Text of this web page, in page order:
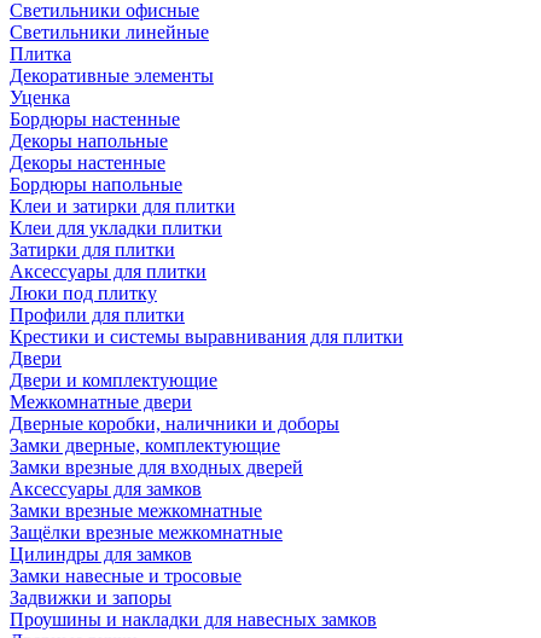
Светильники офисные
Светильники линейные
Плитка
Декоративные элементы
Уценка
Бордюры настенные
Декоры напольные
Декоры настенные
Бордюры напольные
Клеи и затирки для плитки
Клеи для укладки плитки
Затирки для плитки
Аксессуары для плитки
Люки под плитку
Профили для плитки
Крестики и системы выравнивания для плитки
Двери
Двери и комплектующие
Межкомнатные двери
Дверные коробки, наличники и доборы
Замки дверные, комплектующие
Замки врезные для входных дверей
Аксессуары для замков
Замки врезные межкомнатные
Защёлки врезные межкомнатные
Цилиндры для замков
Замки навесные и тросовые
Задвижки и запоры
Проушины и накладки для навесных замков